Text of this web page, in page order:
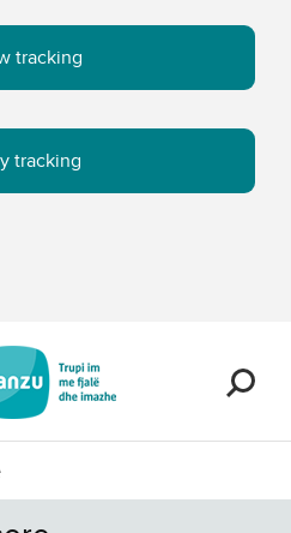
tracking
tracking